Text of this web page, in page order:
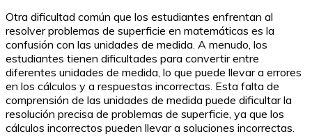
Otra dificultad común que los estudiantes enfrentan al
resolver problemas de superficie en matemáticas es la
confusión con las unidades de medida. A menudo, los
estudiantes tienen dificultades para convertir entre
diferentes unidades de medida, lo que puede llevar a errores
en los cálculos y a respuestas incorrectas. Esta falta de
comprensión de las unidades de medida puede dificultar la
resolución precisa de problemas de superficie, ya que los
cálculos incorrectos pueden llevar a soluciones incorrectas.